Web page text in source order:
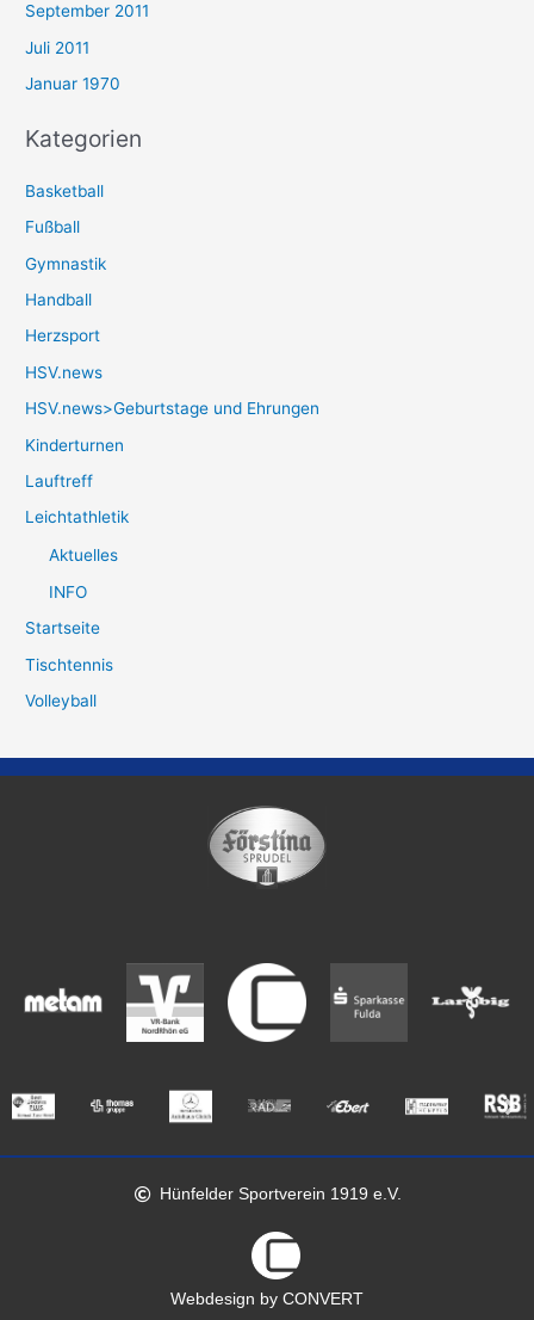
September 2011
Juli 2011
Januar 1970
Kategorien
Basketball
Fußball
Gymnastik
Handball
Herzsport
HSV.news
HSV.news>Geburtstage und Ehrungen
Kinderturnen
Lauftreff
Leichtathletik
Aktuelles
INFO
Startseite
Tischtennis
Volleyball
Hünfelder Sportverein 1919 e.V.
Webdesign by CONVERT